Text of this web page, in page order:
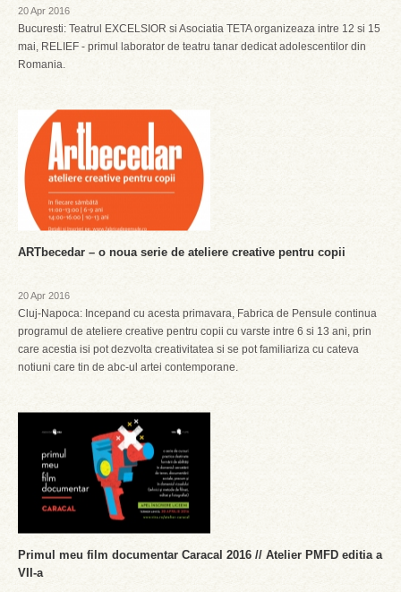
20 Apr 2016
Bucuresti: Teatrul EXCELSIOR si Asociatia TETA organizeaza intre 12 si 15
mai, RELIEF - primul laborator de teatru tanar dedicat adolescentilor din
Romania.
ARTbecedar – o noua serie de ateliere creative pentru copii
20 Apr 2016
Cluj-Napoca: Incepand cu acesta primavara, Fabrica de Pensule continua
programul de ateliere creative pentru copii cu varste intre 6 si 13 ani, prin
care acestia isi pot dezvolta creativitatea si se pot familiariza cu cateva
notiuni care tin de abc-ul artei contemporane.
Primul meu film documentar Caracal 2016 // Atelier PMFD editia a
VII-a